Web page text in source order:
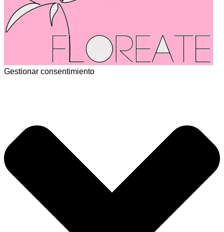
Gestionar consentimiento